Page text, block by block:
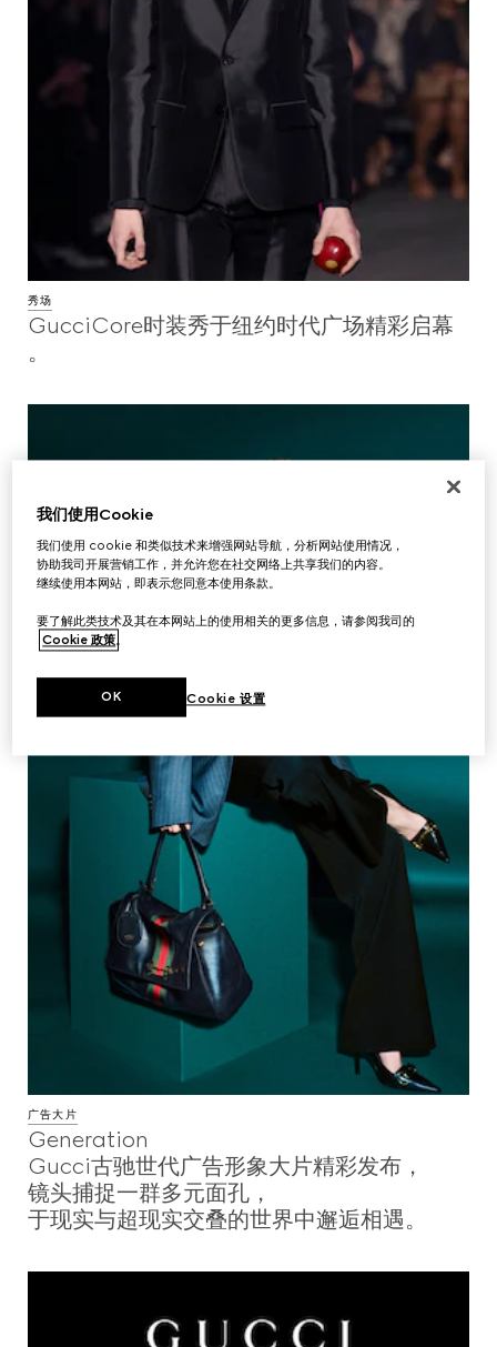
秀场
GucciCore时装秀于纽约时代广场精彩启幕
。
广告大片
Generation
Gucci古驰世代广告形象大片精彩发布，
镜头捕捉一群多元面孔，
于现实与超现实交叠的世界中邂逅相遇。
我们使用Cookie
我们使用 cookie 和类似技术来增强网站导航，分析网站使用情况，
协助我司开展营销工作，并允许您在社交网络上共享我们的内容。
继续使用本网站，即表示您同意本使用条款。
要了解此类技术及其在本网站上的使用相关的更多信息，请参阅我司的
Cookie 政策。
Cookie 设置
OK